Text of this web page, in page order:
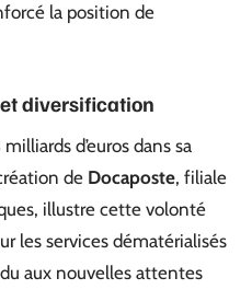
la position de
diversification
d’euros dans sa
de Docaposte, filiale
illustre cette volonté
les services dématérialisés
aux nouvelles attentes